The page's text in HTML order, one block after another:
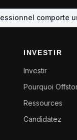
comporte
INVESTIR
Investir
Pourquoi
Ressources
Candidatez